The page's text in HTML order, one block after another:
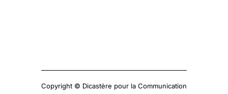
Copyright © Dicastère pour la Communication